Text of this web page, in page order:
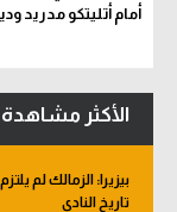
أمام أتليتكو مدريد
الأكثر مشاهدة
بيزيرا: الزمالك لم
تاريخ النادي